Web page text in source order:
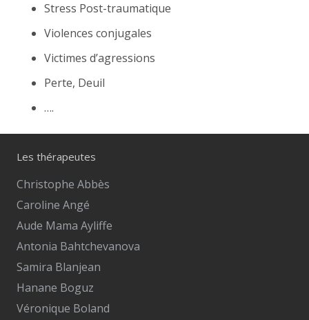
Stress Post-traumatique
Violences conjugales
Victimes d’agressions
Perte, Deuil
….
Les thérapeutes
Christophe Abbès
Caroline Angé
Aude Mama Ayliffe
Antonia Bahtchevanova
Samira Blanjean
Hanane Boguz
Véronique Boland